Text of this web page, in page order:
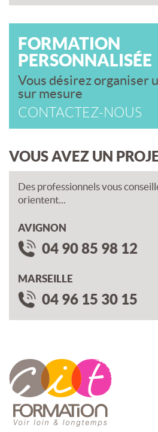
FORMATION
PERSONNALISÉE
Vous désirez organiser
sur mesure
CONTACTEZ-NOUS
VOUS AVEZ UN
Des professionnels vous
orientent...
AVIGNON
04 90 85 98 12
MARSEILLE
04 96 15 30 15